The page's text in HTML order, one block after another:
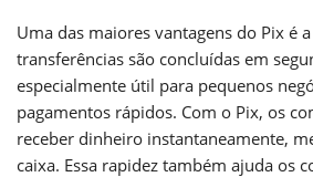
Uma das maiores vantagens do Pix é
transferências são concluídas em
especialmente útil para pequenos
pagamentos rápidos. Com o Pix, os
receber dinheiro instantaneamente,
caixa. Essa rapidez também ajuda os